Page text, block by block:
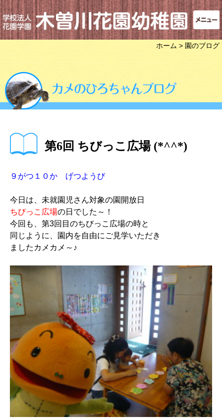
ホーム > 園のブログ
第6回 ちびっこ広場 (*^^*)
９がつ１０か げつようび
今日は、未就園児さん対象の園開放日
ちびっこ広場の日でした～！
今回も、第3回目のちびっこ広場の時と
同じように、園内を自由にご見学いただき
ましたカメカメ～♪